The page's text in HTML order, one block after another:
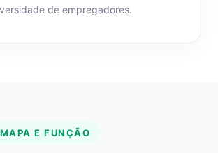
de empregadores.
E FUNÇÃO